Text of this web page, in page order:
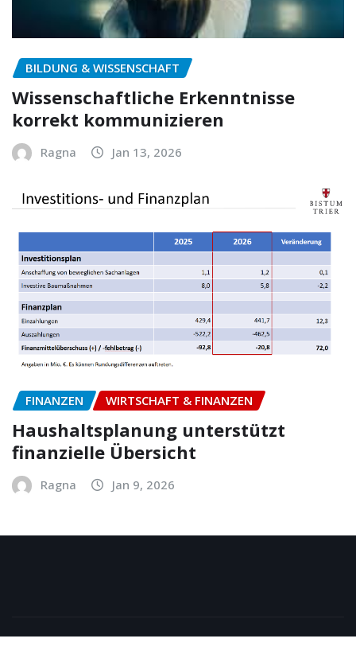
BILDUNG & WISSENSCHAFT
Wissenschaftliche Erkenntnisse
korrekt kommunizieren
Ragna Jan 13, 2026
FINANZEN WIRTSCHAFT & FINANZEN
Haushaltsplanung unterstützt
finanzielle Übersicht
Ragna Jan 9, 2026